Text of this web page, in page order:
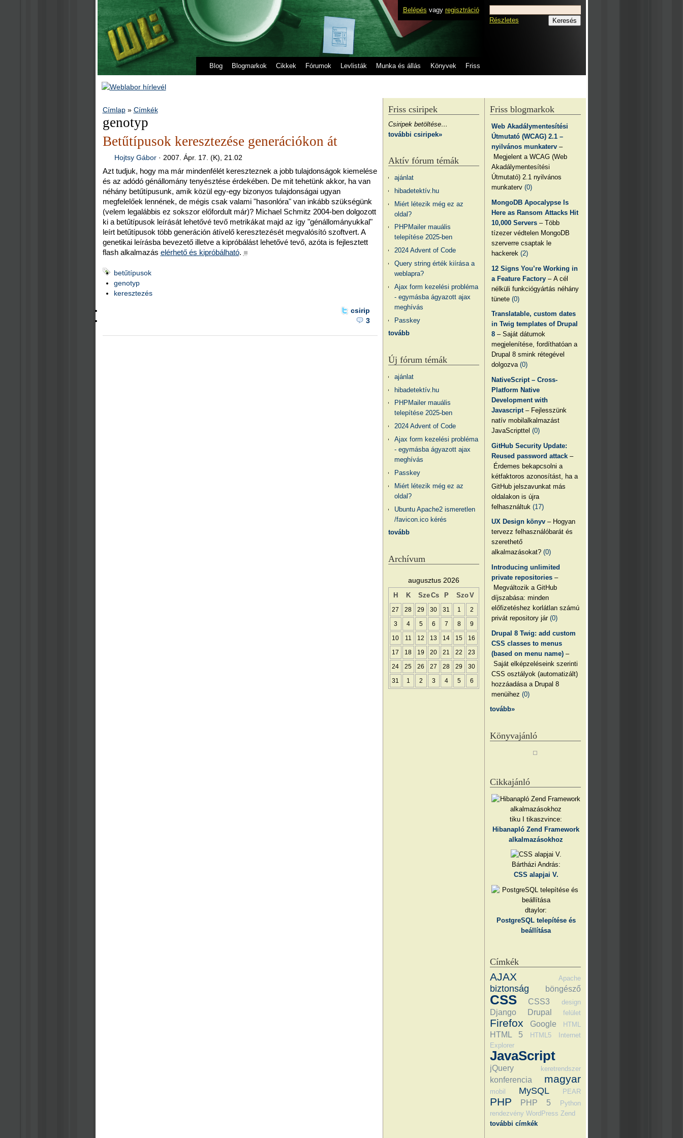
Belépés vagy regisztráció
Blog Blogmarkok Cikkek Fórumok Levlisták Munka és állás Könyvek Friss
Részletes
Címlap» Címkék
genotyp
Betűtípusok keresztezése generációkon át
Hojtsy Gábor · 2007. Ápr. 17. (K), 21.02
Azt tudjuk, hogy ma már mindenfélét kereszteznek a jobb tulajdonságok kiemelése
és az adódó génállomány tenyésztése érdekében. De mit tehetünk akkor, ha van
néhány betűtípusunk, amik közül egy-egy bizonyos tulajdonságai ugyan
megfelelőek lennének, de mégis csak valami "hasonlóra" van inkább szükségünk
(velem legalábbis ez sokszor előfordult már)? Michael Schmitz 2004-ben dolgozott
ki a betűtípusok leírását lehetővé tevő metrikákat majd az így "génállományukkal"
leírt betűtípusok több generáción átívelő keresztezését megvalósító szoftvert. A
genetikai leírásba bevezető illetve a kipróbálást lehetővé tevő, azóta is fejlesztett
flash alkalmazás elérhető és kipróbálható. ■
betűtípusok
genotyp
keresztezés
csirip
3
Friss blogmarkok
Web Akadálymentesítési
Útmutató (WCAG) 2.1 –
nyilvános munkaterv –
Megjelent a WCAG (Web
Akadálymentesítési
Útmutató) 2.1 nyilvános
munkaterv(0)
MongoDB Apocalypse Is
Here as Ransom Attacks Hit
10,000 Servers – Több
tízezer védtelen MongoDB
szerverre csaptak le
hackerek(2)
12 Signs You’re Working in
a Feature Factory – A cél
nélküli funkciógyártás néhány
tünete(0)
Translatable, custom dates
in Twig templates of Drupal
8 – Saját dátumok
megjelenítése, fordíthatóan a
Drupal 8 smink rétegével
dolgozva(0)
NativeScript – Cross-
Platform Native
Development with
Javascript – Fejlesszünk
natív mobilalkalmazást
JavaScripttel(0)
GitHub Security Update:
Reused password attack –
Érdemes bekapcsolni a
kétfaktoros azonosítást, ha a
GitHub jelszavunkat más
oldalakon is újra
felhasználtuk(17)
UX Design könyv – Hogyan
tervezz felhasználóbarát és
szerethető
alkalmazásokat?(0)
Introducing unlimited
private repositories –
Megváltozik a GitHub
díjszabása: minden
előfizetéshez korlátlan számú
privát repository jár(0)
Drupal 8 Twig: add custom
CSS classes to menus
(based on menu name) –
Saját elképzeléseink szerinti
CSS osztályok (automatizált)
hozzáadása a Drupal 8
menüihez(0)
tovább»
Könyvajánló
Cikkajánló
tiku I tikaszvince:
Hibanapló Zend Framework
alkalmazásokhoz
Bártházi András:
CSS alapjai V.
dtaylor:
PostgreSQL telepítése és
beállítása
Címkék
AJAX Apache
biztonság böngésző
CSS CSS3 design
Django Drupal felület
Firefox Google HTML
HTML 5 HTML5
Internet
Explorer
JavaScript
jQuery keretrendszer
konferencia magyar
mobil MySQL PEAR
PHP PHP 5
Python
rendezvény WordPress Zend
további címkék
Friss csiripek
Csiripek betöltése…
további csiripek»
Aktív fórum témák
ajánlat
hibadetektív.hu
Miért létezik még ez az
oldal?
PHPMailer mauális
telepítése 2025-ben
2024 Advent of Code
Query string érték kiírása a
weblapra?
Ajax form kezelési probléma
- egymásba ágyazott ajax
meghívás
Passkey
tovább
Új fórum témák
ajánlat
hibadetektív.hu
PHPMailer mauális
telepítése 2025-ben
2024 Advent of Code
Ajax form kezelési probléma
- egymásba ágyazott ajax
meghívás
Passkey
Miért létezik még ez az
oldal?
Ubuntu Apache2 ismeretlen
/favicon.ico kérés
tovább
Archívum
augusztus 2026
H K SzeCs P SzoV
27 28 29 30 31 1 2
3 4 5 6 7 8 9
10 11 12 13 14 15 16
17 18 19 20 21 22 23
24 25 26 27 28 29 30
31 1 2 3 4 5 6